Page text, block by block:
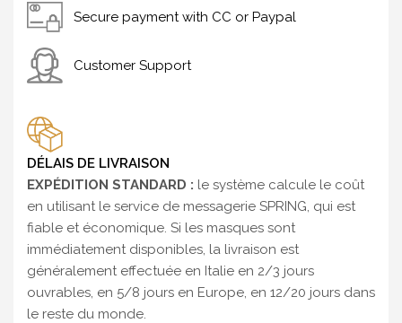
Secure payment with CC or Paypal
Customer Support
DÉLAIS DE LIVRAISON
EXPÉDITION STANDARD : le système calcule le coût
en utilisant le service de messagerie SPRING, qui est
fiable et économique. Si les masques sont
immédiatement disponibles, la livraison est
généralement effectuée en Italie en 2/3 jours
ouvrables, en 5/8 jours en Europe, en 12/20 jours dans
le reste du monde.